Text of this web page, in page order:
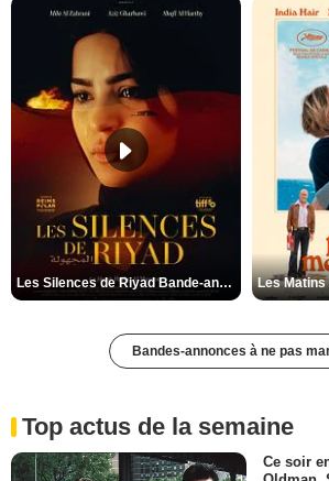
Les Silences de Riyad Bande-annonce VO STFR
Bandes-annonces à ne pas
Top actus de la semaine
Ce soir